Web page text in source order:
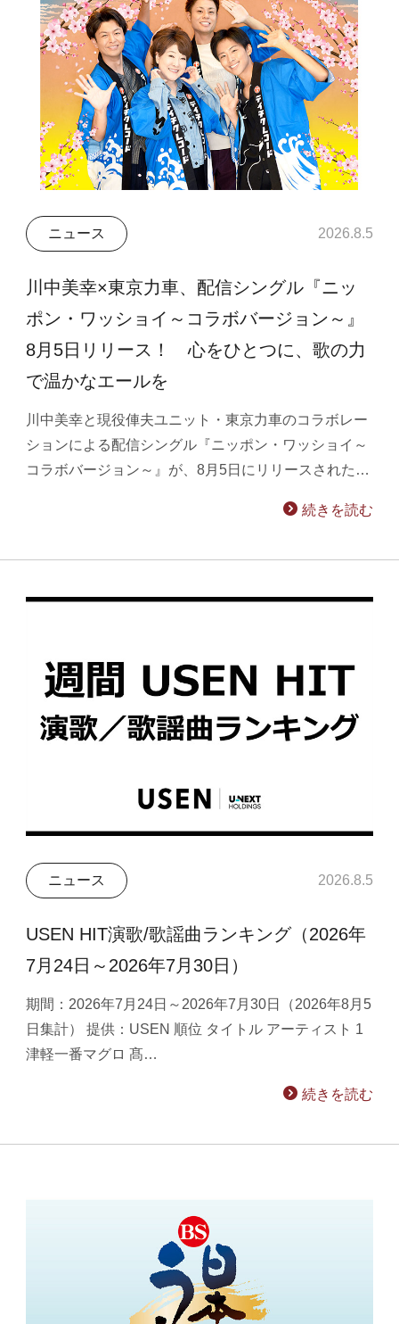
ニュース 2026.8.5
川中美幸×東京力車、配信シングル『ニッ
ポン・ワッショイ～コラボバージョン～』
8月5日リリース！ 心をひとつに、歌の力
で温かなエールを
川中美幸と現役俥夫ユニット・東京力車のコラボレー
ションによる配信シングル『ニッポン・ワッショイ～
コラボバージョン～』が、8月5日にリリースされた…
続きを読む
ニュース 2026.8.5
USEN HIT演歌/歌謡曲ランキング（2026年
7月24日～2026年7月30日）
期間：2026年7月24日～2026年7月30日（2026年8月5
日集計） 提供：USEN 順位 タイトル アーティスト 1
津軽一番マグロ 髙…
続きを読む